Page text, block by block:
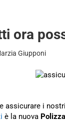
ora
Giupponi
assicurare i nostri
è la nuova